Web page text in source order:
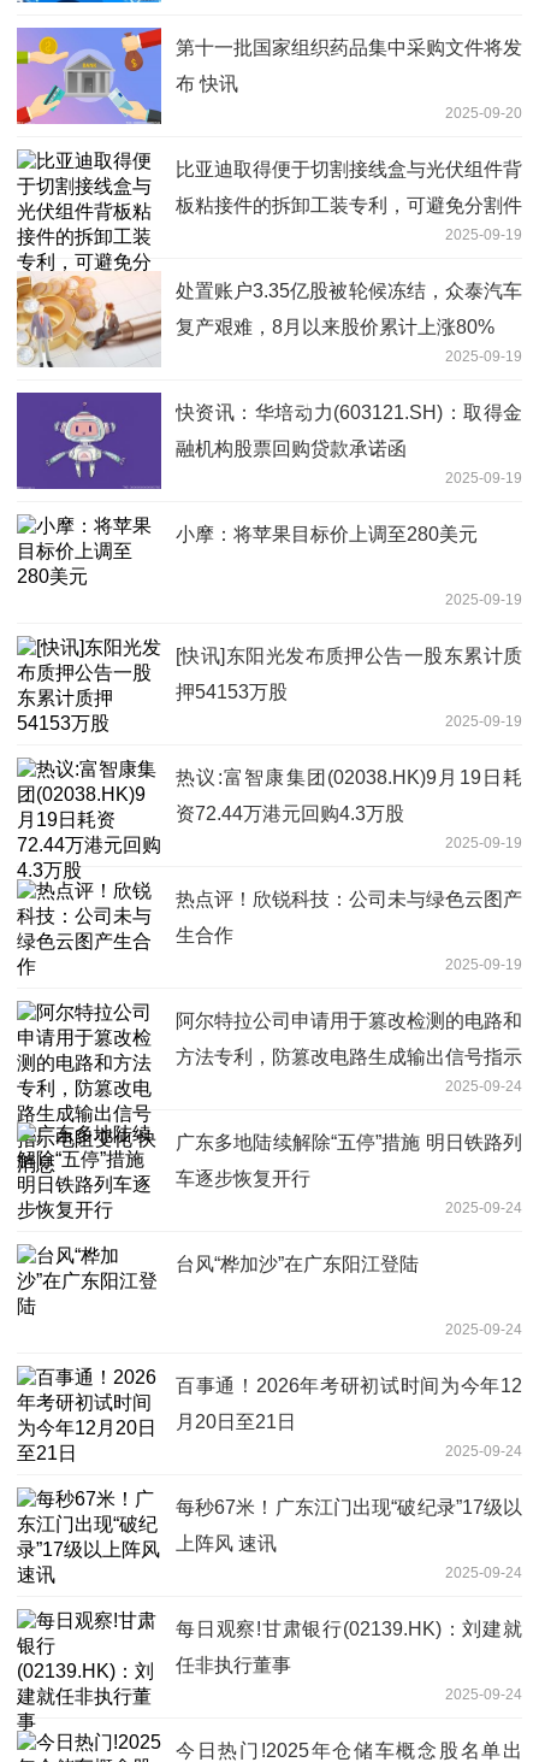
第十一批国家组织药品集中采购文件将发
布 快讯
2025-09-20
比亚迪取得便于切割接线盒与光伏组件背
板粘接件的拆卸工装专利，可避免分割件
2025-09-19
处置账户3.35亿股被轮候冻结，众泰汽车
复产艰难，8月以来股价累计上涨80%
2025-09-19
快资讯：华培动力(603121.SH)：取得金
融机构股票回购贷款承诺函
2025-09-19
小摩：将苹果目标价上调至280美元
2025-09-19
[快讯]东阳光发布质押公告一股东累计质
押54153万股
2025-09-19
热议:富智康集团(02038.HK)9月19日耗
资72.44万港元回购4.3万股
2025-09-19
热点评！欣锐科技：公司未与绿色云图产
生合作
2025-09-19
阿尔特拉公司申请用于篡改检测的电路和
方法专利，防篡改电路生成输出信号指示
2025-09-24
广东多地陆续解除“五停”措施 明日铁路列
车逐步恢复开行
2025-09-24
台风“桦加沙”在广东阳江登陆
2025-09-24
百事通！2026年考研初试时间为今年12
月20日至21日
2025-09-24
每秒67米！广东江门出现“破纪录”17级以
上阵风 速讯
2025-09-24
每日观察!甘肃银行(02139.HK)：刘建就
任非执行董事
2025-09-24
今日热门!2025年仓储车概念股名单出